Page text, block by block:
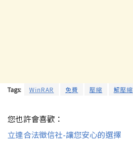
Tags: WinRAR 免費 壓縮 解壓縮
您也許會喜歡：
立達合法徵信社-讓您安心的選擇